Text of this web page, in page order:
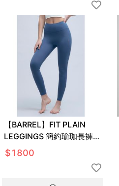
【BARREL】FIT PLAIN
LEGGINGS 簡約瑜珈長褲
#DUSTY BLUE
$1800